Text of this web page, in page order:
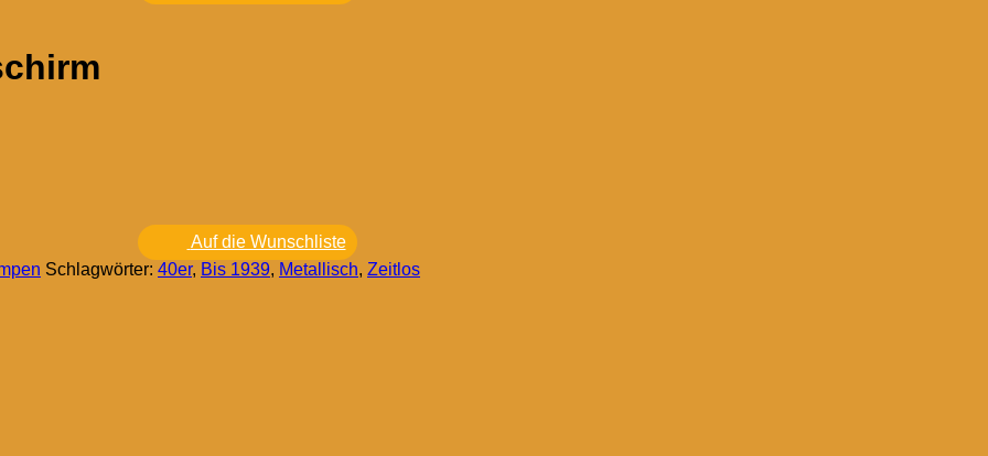
Auf die Wunschliste
Schlagwörter: 40er, Bis 1939, Metallisch, Zeitlos